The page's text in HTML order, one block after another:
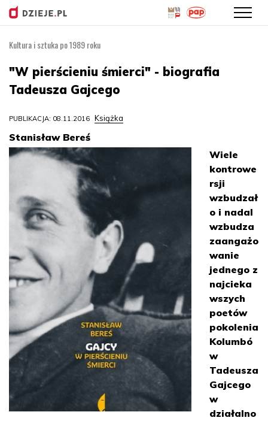
treści
Kultura i sztuka po 1989 roku
"W pierścieniu śmierci" - biografia
Tadeusza Gajcego
PUBLIKACJA: 08.11.2016 Książka
Stanisław Bereś
Wiele
kontrowe
rsji
wzbudzał
o i nadal
wzbudza
zaangażo
wanie
jednego z
najcieka
wszych
poetów
pokolenia
Kolumbó
w
Tadeusza
Gajcego
w
działalno